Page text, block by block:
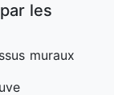
les
muraux